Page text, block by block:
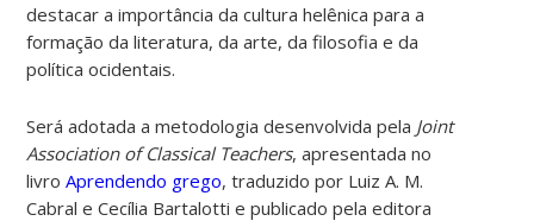
destacar a importância da cultura helênica para a
formação da literatura, da arte, da filosofia e da
política ocidentais.
Será adotada a metodologia desenvolvida pela Joint
Association of Classical Teachers, apresentada no
livro Aprendendo grego, traduzido por Luiz A. M.
Cabral e Cecília Bartalotti e publicado pela editora